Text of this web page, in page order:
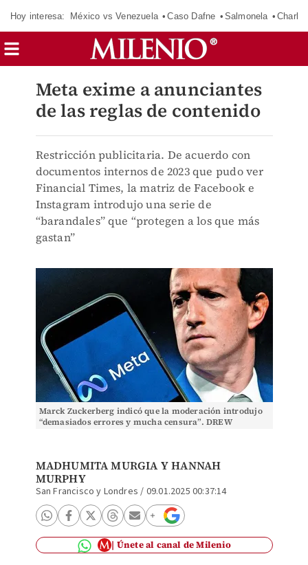
Hoy interesa: México vs Venezuela Caso Dafne Salmonela
Meta exime a anunciantes
de las reglas de contenido
Restricción publicitaria. De acuerdo con
documentos internos de 2023 que pudo ver
Financial Times, la matriz de Facebook e
Instagram introdujo una serie de
“barandales” que “protegen a los que más
gastan”
Marck Zuckerberg indicó que la moderación introdujo
“demasiados errores y mucha censura”. DREW
MADHUMITA MURGIA Y HANNAH
MURPHY
San Francisco y Londres / 09.01.2025 00:37:14
Únete al canal de Milenio